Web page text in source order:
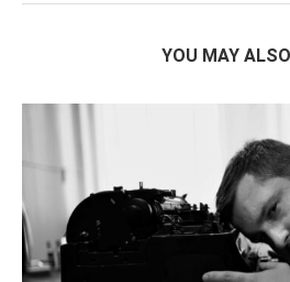
YOU MAY